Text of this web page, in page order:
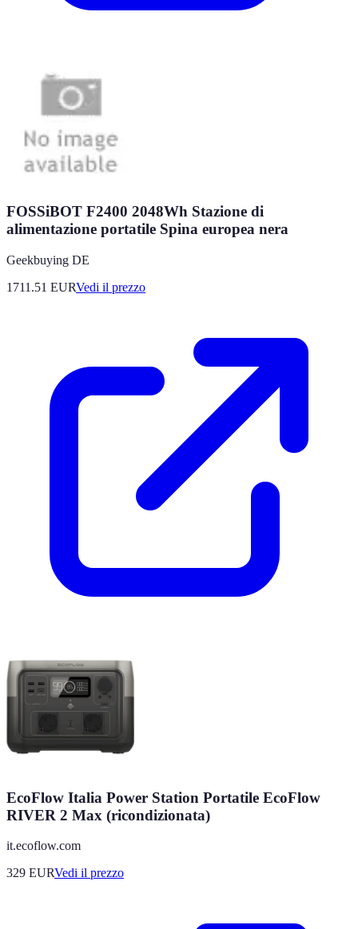
FOSSiBOT F2400 2048Wh Stazione di
alimentazione portatile Spina europea nera
Geekbuying DE
1711.51 EURVedi il prezzo
EcoFlow Italia Power Station Portatile EcoFlow
RIVER 2 Max (ricondizionata)
it.ecoflow.com
329 EURVedi il prezzo